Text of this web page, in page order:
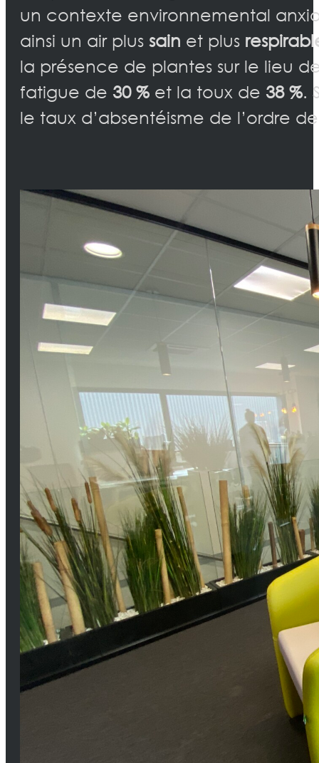
un contexte environnemental
ainsi un air plus sain et plus
la présence de plantes sur le lieu
fatigue de 30 % et la toux de 38 %.
le taux d’absentéisme de l’ordre